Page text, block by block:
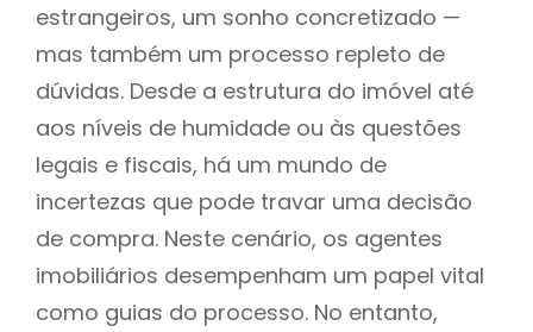
estrangeiros, um sonho concretizado —
mas também um processo repleto de
dúvidas. Desde a estrutura do imóvel até
aos níveis de humidade ou às questões
legais e fiscais, há um mundo de
incertezas que pode travar uma decisão
de compra. Neste cenário, os agentes
imobiliários desempenham um papel vital
como guias do processo. No entanto,